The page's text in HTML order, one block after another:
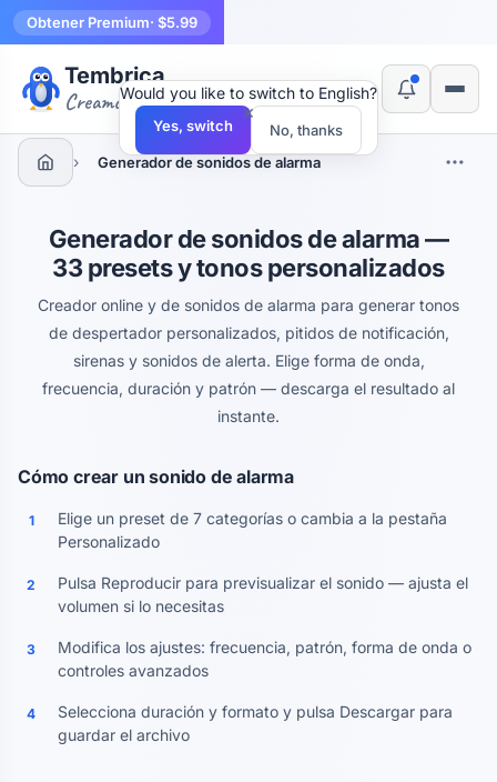
Obtener Premium· $5.99
Tembrica
Creamos herramientas
› Generador de sonidos de alarma
Generador de sonidos de alarma —
33 presets y tonos personalizados
Creador online y de sonidos de alarma para generar tonos
de despertador personalizados, pitidos de notificación,
sirenas y sonidos de alerta. Elige forma de onda,
frecuencia, duración y patrón — descarga el resultado al
instante.
Cómo crear un sonido de alarma
1
Elige un preset de 7 categorías o cambia a la pestaña
Personalizado
2
Pulsa Reproducir para previsualizar el sonido — ajusta el
volumen si lo necesitas
3
Modifica los ajustes: frecuencia, patrón, forma de onda o
controles avanzados
4
Selecciona duración y formato y pulsa Descargar para
guardar el archivo
×
Would you like to switch to English?
Yes, switch No, thanks